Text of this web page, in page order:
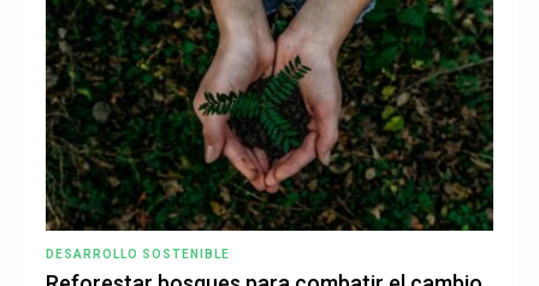
DESARROLLO SOSTENIBLE